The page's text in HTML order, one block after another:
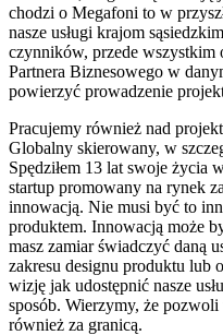
chodzi o Megafoni to w
nasze usługi krajom
czynników, przede wszystkim
Partnera Biznesowego w
powierzyć prowadzenie
Pracujemy również nad
Globalny skierowany, w
Spędziłem 13 lat swoje życia
startup promowany na rynek
innowacją. Nie musi być to
produktem. Innowacją może
masz zamiar świadczyć daną
zakresu designu produktu lub
wizję jak udostępnić nasze
sposób. Wierzymy, że
również za granicą.